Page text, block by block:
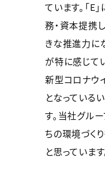
ています。「E
務・資本提携
きな推進力に
が特に感じて
新型コロナウ
となっている
す。当社グル
ちの環境づく
と思っています